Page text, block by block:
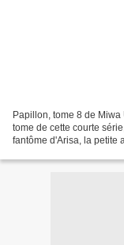
Papillon, tome 8 de
tome de cette courte
fantôme d'Arisa, la petite